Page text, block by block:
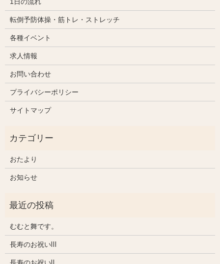
転倒予防体操・筋トレ・ストレッチ
各種イベント
求人情報
お問い合わせ
プライバシーポリシー
サイトマップ
おたより
お知らせ
むむと舞です。
長寿のお祝いⅢ